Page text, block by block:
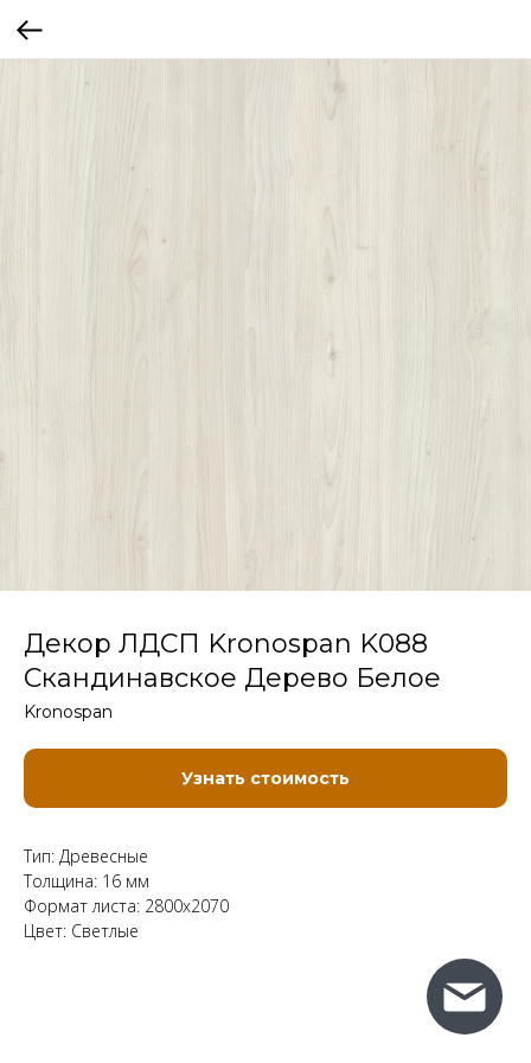
Декор ЛДСП Kronospan K088
Скандинавское Дерево Белое
Kronospan
Узнать стоимость
Тип: Древесные
Толщина: 16 мм
Формат листа: 2800x2070
Цвет: Светлые